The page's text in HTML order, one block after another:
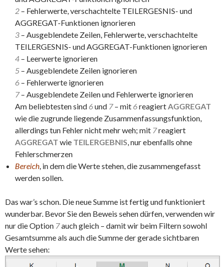
2 – Fehlerwerte, verschachtelte TEILERGESNIS- und
AGGREGAT-Funktionen ignorieren
3 – Ausgeblendete Zeilen, Fehlerwerte, verschachtelte
TEILERGESNIS- und AGGREGAT-Funktionen ignorieren
4 – Leerwerte ignorieren
5 – Ausgeblendete Zeilen ignorieren
6 – Fehlerwerte ignorieren
7– Ausgeblendete Zeilen und Fehlerwerte ignorieren
Am beliebtesten sind 6und 7– mit 6reagiertAGGREGAT
wie die zugrunde liegende Zusammenfassungsfunktion,
allerdings tun Fehler nicht mehr weh; mit 7reagiert
AGGREGAT wie TEILERGEBNIS, nur ebenfalls ohne
Fehlerschmerzen
Bereich, in dem die Werte stehen, die zusammengefasst
werden sollen.
Das war’s schon. Die neue Summe ist fertig und funktioniert
wunderbar. Bevor Sie den Beweis sehen dürfen, verwenden wir
nur die Option 7auch gleich – damit wir beim Filtern sowohl
Gesamtsumme als auch die Summe der gerade sichtbaren
Werte sehen: